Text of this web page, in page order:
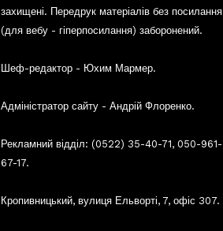
захищені. Передрук матеріалів без посилання
(для вебу - гіперпосилання) заборонений.
Шеф-редактор - Юхим Мармер.
Адміністратор сайту - Андрій Флоренко.
Рекламний відділ: (0522) 35-40-71, 050-961-
67-17.
Кропивницький, вулиця Ельворті, 7, офіс 307.